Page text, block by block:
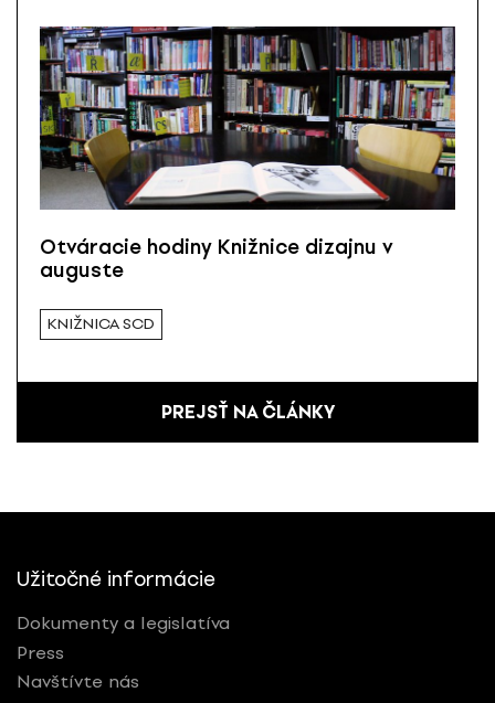
Otváracie hodiny Knižnice dizajnu v
auguste
KNIŽNICA SCD
PREJSŤ NA ČLÁNKY
Užitočné informácie
Dokumenty a legislatíva
Press
Navštívte nás